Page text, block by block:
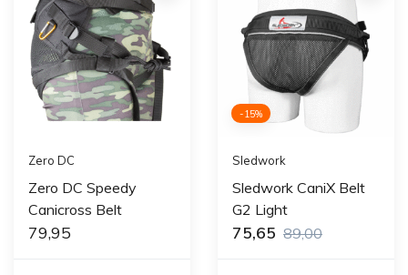
Zero DC
Zero DC Speedy
Canicross Belt
79,95
-15%
Sledwork
Sledwork CaniX Belt
G2 Light
75,65 89,00